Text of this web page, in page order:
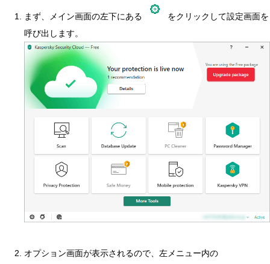
まず、メイン画面の左下にある
をクリックして設定画面を
呼び出します。
オプション画面が表示されるので、左メニュー内の